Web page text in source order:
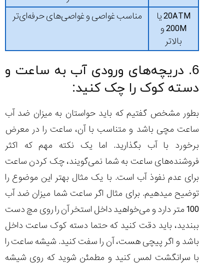
20ATM یا
200M و
بالاتر
مناسب غواصی و غواصی‌های حرفه‌ای‌تر
6. دریچه‌های ورودی آب به ساعت و
دسته کوک را چک کنید:
بطور مشخص گفتیم که باید حواستان به میزان ضد آب
ساعت مچی باشد و متناسب با آن، ساعت را در معرض
برخورد با آب بگذارید. اما یک نکته مهم که اکثر
فروشنده‌های ساعت به شما نمی‌گویند، چک کردن ساعت
برای عدم نفوذ آب است. با یک مثال بهتر این موضوع را
توضیح میدهیم. برای مثال اگر ساعت شما میزان ضد آب
100 متر دارد و می‌خواهید داخل استخر آن را روی مچ دست
ببندید، باید دقت کنید که حتما دسته کوک ساعت داخل
باشد و اگر پیچی هست، آن را سفت کنید. شیشه ساعت را
با سرانگشت لمس کنید و مطمئن شوید که روی شیشه